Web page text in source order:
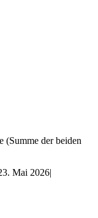
(Summe der beiden
Mai 2026|